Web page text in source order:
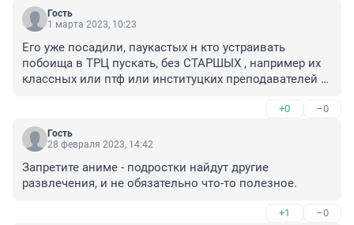
Гость
1 марта 2023, 10:23
Его уже посадили, паукастых н кто устраивать
побоища в ТРЦ пускать, без СТАРШЫХ , например их
классных или птф или институцких преподавателей
это задержанный сможет опять устраивать и без
Питера и без Галереи !!!
+0 –0
Гость
28 февраля 2023, 14:42
Запретите аниме - подростки найдут другие
развлечения, и не обязательно что-то полезное.
+1 –0